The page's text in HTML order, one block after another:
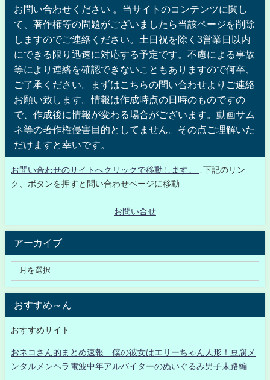
お問い合わせください 。当サイトのコンテンツに関し
て、著作権等の問題がございましたら当該ページを削除
しますのでご連絡ください。土日祝を除く3営業日以内
にできる限り迅速に対応する予定です。不慮による事故
等により連絡を確認できないこともありますので何卒、
ご了承ください。まずはこちらの問い合わせよりご連絡
お願い致します。情報は作成時点の日時のものですの
で、作成後に情報が変わる場合がございます。動画サム
ネ等の著作権侵害目的としてません。その点ご理解いた
だけますと幸いです。
お問い合わせのサイトへクリックで移動します。
↓下記のリン
ク、ボタンを押すと問い合わせページに移動
お問い合せ
アーカイブ
おすすめ～ん
おすすめサイト
おネコさん的まとめ速報 僕の彼女はエリーちゃん人形！豆腐メ
ンタルメンヘラ電波中年アルバイターのぬいぐるみ男子末路編